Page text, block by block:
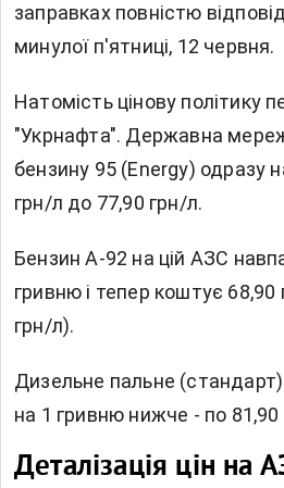
заправках повністю
минулої п'ятниці, 12 червня.
Натомість цінову політику
"Укрнафта". Державна
бензину 95 (Energy) одразу
грн/л до 77,90 грн/л.
Бензин А-92 на цій АЗС
гривню і тепер коштує 68,90
грн/л).
Дизельне пальне
на 1 гривню нижче - по 81,90
Деталізація цін на